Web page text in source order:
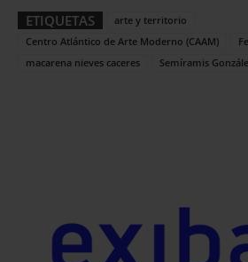
ETIQUETAS
arte y territorio
Centro Atlántico de Arte Moderno (CAAM)
macarena nieves caceres
Semíramis